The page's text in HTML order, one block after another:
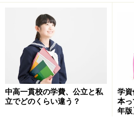
ガイド豊田も申込を済ませ、チ
っているところです。いつか子
会いに行くのが夢です！
国際NGOプランとは？
中高一貫校の学費、公立と私
立でどのくらい違う？
学
本
年版